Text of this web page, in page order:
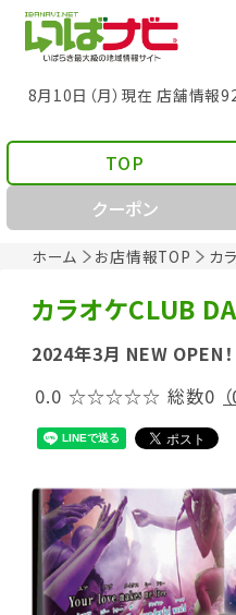
8月10日（月）現在 店舗情
ホーム お店情報TOP カ
TOP
クーポン
カラオケCLUB
2024年3月 NEW OPEN！
0.0 ☆☆☆☆☆ 総数0